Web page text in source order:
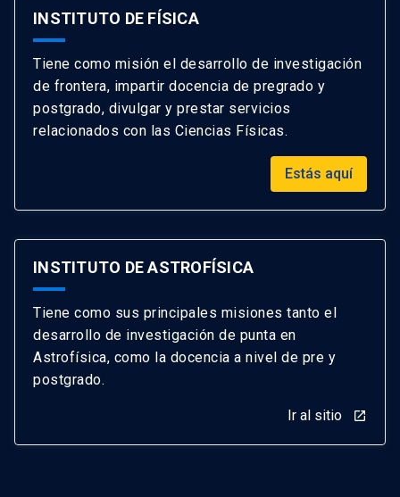
INSTITUTO DE FÍSICA
Tiene como misión el desarrollo de investigación
de frontera, impartir docencia de pregrado y
postgrado, divulgar y prestar servicios
relacionados con las Ciencias Físicas.
Estás aquí
INSTITUTO DE ASTROFÍSICA
Tiene como sus principales misiones tanto el
desarrollo de investigación de punta en
Astrofísica, como la docencia a nivel de pre y
postgrado.
Ir al sitio launch